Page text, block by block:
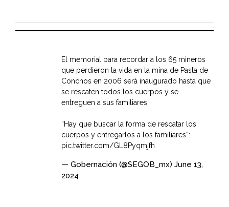
El memorial para recordar a los 65 mineros
que perdieron la vida en la mina de Pasta de
Conchos en 2006 será inaugurado hasta que
se rescaten todos los cuerpos y se
entreguen a sus familiares.
“Hay que buscar la forma de rescatar los
cuerpos y entregarlos a los familiares”:…
pic.twitter.com/GL8Pyqmjfh
— Gobernación (@SEGOB_mx) June 13,
2024